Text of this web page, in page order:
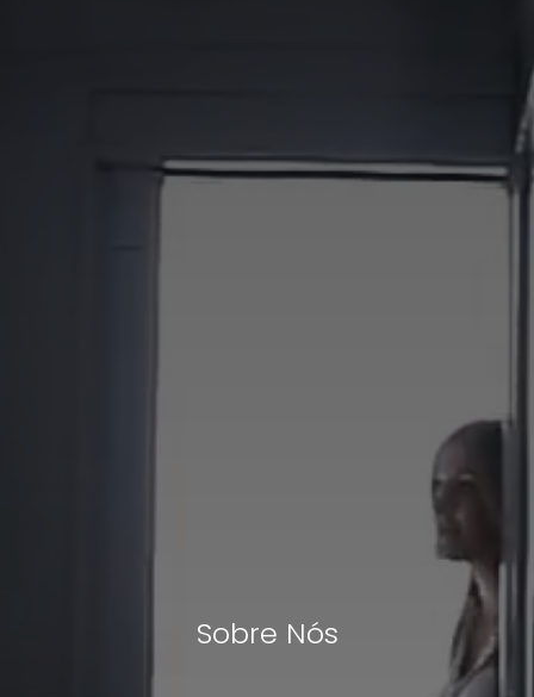
Sobre Nós